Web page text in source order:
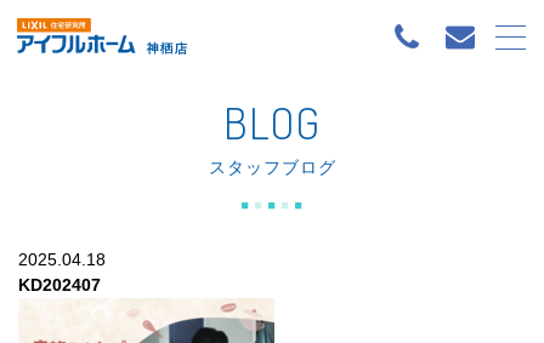
BLOG
スタッフブログ
2025.04.18
KD202407